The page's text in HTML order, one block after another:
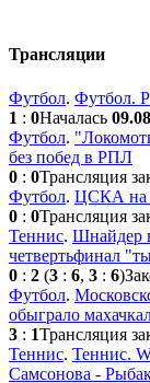
Трансляции
Футбол. Футбол.
1 : 0Началась
Футбол.
без побед в РПЛ
0 : 0Трансляция
Футбол. ЦСКА на
0 : 0Трансляция
Теннис. Шнайдер
четвертьфинал
0 : 2 (3 : 6, 3 : 6)
Футбол.
обыграло
3 : 1Трансляция
Теннис. Теннис.
Самсонова -